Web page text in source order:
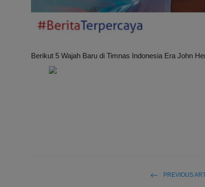
Berikut 5 Wajah Baru di Timnas Indonesia Era John
PREVIOUS